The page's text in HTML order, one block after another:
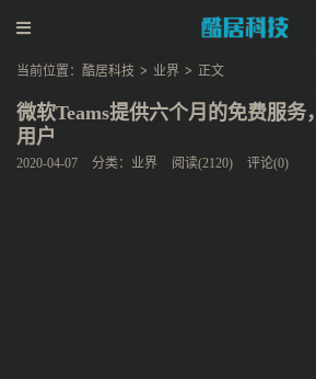
当前位置： 酷居科技 > 业界 > 正文
微软Teams提供六个月的免费服务
用户
2020-04-07 分类： 业界 阅读(2120) 评论(0)